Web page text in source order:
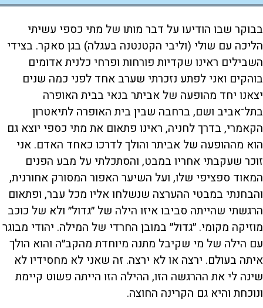
בבוקר שבו הודיעו על דבר מותו של מתי כספי עשיתי
הליכה עם שולי (וליבי הקטנטנה בעגלה) בגן סאקר. בצידי
השבילים ראינו שקדיות פורחות ופרחי כלנית אדומים
בוהקים ואני לפתע נזכרתי שערב אחד לפני כמה שנים
יצאנו יחד מהופעה של אביתר בנאי בבית האופרה
בתל־אביב ושם, ברחבה שבין בית האופרה לתיאטרון
הקאמרי, בדרך לחניה, ראינו פתאום את מתי כספי יוצא גם
הוא מההופעה של אביתר והולך לדרכו כאחד האדם. אני
זוכר שעקבתי אחריו במבט, והסתכלתי על מבע הפנים
המאוד ספציפי שלו, ועל השיער האפור המסורק אחורנית,
והבחנתי במבטי ההערצה שנשלחו אליו מכל עבר, ופתאום
הרגשתי שהייתה סביבו איזו הילה של ״גדול״ ולא של כוכב
מוזיקה מקומי. ״גדול״ במובן החרדי של המילה. יהודי מבוגר
עם הילה של מי שקיבל מתנה מיוחדת מהקב״ה והוא הולך
איתה בעולם. ירצה או לא ירצה. זה שאני לא מחסידיו לא
שינה לי את ההרגשה הזו, ההילה הזו הייתה פשוט קיימת
ונוכחת והיא גם הקרינה החוצה.